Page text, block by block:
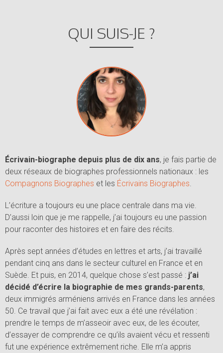
QUI SUIS-JE ?
Écrivain-biographe depuis plus de dix ans, je fais partie de
deux réseaux de biographes professionnels nationaux : les
Compagnons Biographes et les Écrivains Biographes
L’écriture a toujours eu une place centrale dans ma vie.
D’aussi loin que je me rappelle, j’ai toujours eu une passion
pour raconter des histoires et en faire des récits.
Après sept années d’études en lettres et arts, j’ai travaillé
pendant cinq ans dans le secteur culturel en France et en
Suède. Et puis, en 2014, quelque chose s’est passé : j’ai
décidé d’écrire la biographie de mes grands-parents,
deux immigrés arméniens arrivés en France dans les années
50. Ce travail que j’ai fait avec eux a été une révélation :
prendre le temps de m’asseoir avec eux, de les écouter,
d’essayer de comprendre ce qu’ils avaient vécu et ressenti
fut une expérience extrêmement riche. Elle m’a appris